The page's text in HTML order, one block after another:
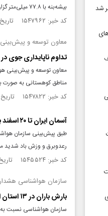
بیشه‌بنه با ۷۷.۸ میلی‌متر گزارش شد.
کد خبر: ۱۵۴۷۹۶۲ تاریخ انتشار : ۱۴۰۵/۰۱/۱۸
معاون توسعه و
تداوم ناپایداری جوی در
معاون توسعه و پیش‌بینی
مناطق کوهستانی به صورت
کد خبر: ۱۵۴۷۸۲۲ تاریخ انتشار : ۱۴۰۵/۰۱/۱۷
آسمان ایران تا ۲۰ اسفند برفی و بارانی است
رعدوبرق و وزش باد شدید
کد خبر: ۱۵۴۵۵۲۴ تاریخ انتشار : ۱۴۰۴/۱۲/۱۷
سازمان هواشناسی
بارش باران در ۱۳ استان ایران
شد
افت